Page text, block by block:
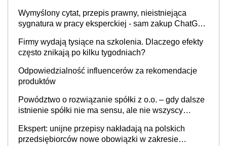
Wymyślony cytat, przepis prawny, nieistniejąca
sygnatura w pracy eksperckiej - sam zakup ChatGPT
Firmy wydają tysiące na szkolenia. Dlaczego efekty
często znikają po kilku tygodniach?
Odpowiedzialność influencerów za rekomendacje
produktów
Powództwo o rozwiązanie spółki z o.o. – gdy dalsze
istnienie spółki nie ma sensu, ale nie wszyscy
Ekspert: unijne przepisy nakładają na polskich
przedsiębiorców nowe obowiązki w zakresie